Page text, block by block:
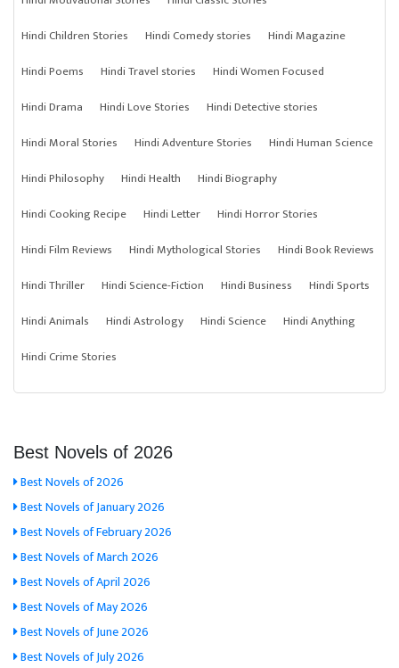
Hindi Children Stories
Hindi Comedy stories
Hindi Magazine
Hindi Poems
Hindi Travel stories
Hindi Women Focused
Hindi Drama
Hindi Love Stories
Hindi Detective stories
Hindi Moral Stories
Hindi Adventure Stories
Hindi Human Science
Hindi Philosophy
Hindi Health
Hindi Biography
Hindi Cooking Recipe
Hindi Letter
Hindi Horror Stories
Hindi Film Reviews
Hindi Mythological Stories
Hindi Book Reviews
Hindi Thriller
Hindi Science-Fiction Hindi Business
Hindi Sports
Hindi Animals
Hindi Astrology Hindi Science
Hindi Anything
Hindi Crime Stories
Best Novels of 2026
Best Novels of 2026
Best Novels of January 2026
Best Novels of February 2026
Best Novels of March 2026
Best Novels of April 2026
Best Novels of May 2026
Best Novels of June 2026
Best Novels of July 2026